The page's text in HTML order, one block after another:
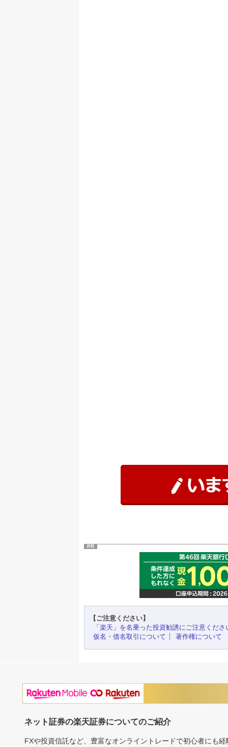
PR
【ご注意ください】
「楽天」を名乗った投資勧誘にご注意くださ
仮名・借名取引について
著作権について
ネット証券の楽天証券についてのご紹介
FXや投資信託など、豊富なオンライントレードで初心者にも